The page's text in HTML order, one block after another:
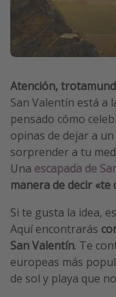
Trabajar en el
Cruceros por el
Hoteles más hot de
Parques de
Viaja con musicales
El Rey León el
Harry Potter en
Eventos deportivos
Atención,
San Valentín está a
pensado cómo
opinas de dejar a
sorprender a tu
Una escapada de
manera de decir «te
Si te gusta la idea,
Aquí encontrarás
San Valentín. Te
europeas más
de sol y playa que